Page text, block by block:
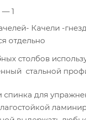
— 1
Качели -
отдельно
столбов
стальной
спинка для